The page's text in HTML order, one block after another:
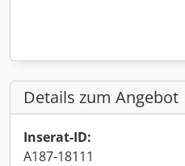
Details zum Angebot
Inserat-ID:
A187-18111